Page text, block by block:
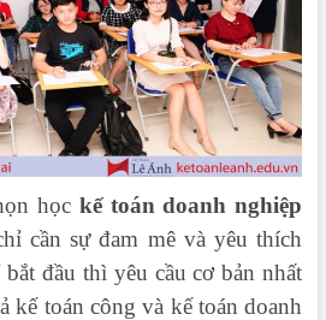
học kế toán doanh nghiệp
cần sự đam mê và yêu thích
đầu thì yêu cầu cơ bản nhất
kế toán công và kế toán doanh